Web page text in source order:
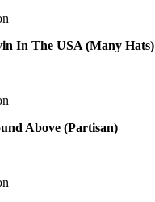
In The USA (Many Hats)
Above (Partisan)